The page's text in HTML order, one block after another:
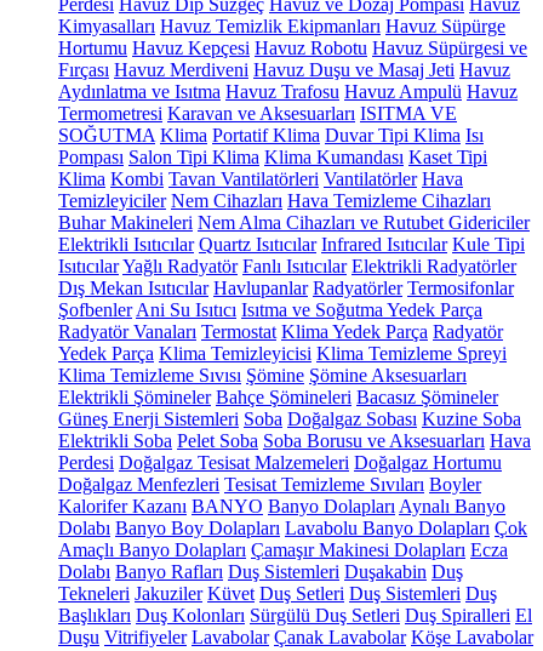
Perdesi Havuz Dip Süzgeç Havuz ve Dozaj Pompası Havuz
Kimyasalları Havuz Temizlik Ekipmanları Havuz Süpürge
Hortumu Havuz Kepçesi Havuz Robotu Havuz Süpürgesi ve
Fırçası Havuz Merdiveni Havuz Duşu ve Masaj Jeti Havuz
Aydınlatma ve Isıtma Havuz Trafosu Havuz Ampulü Havuz
Termometresi Karavan ve Aksesuarları ISITMA VE
SOĞUTMA Klima Portatif Klima Duvar Tipi Klima Isı
Pompası Salon Tipi Klima Klima Kumandası Kaset Tipi
Klima Kombi Tavan Vantilatörleri Vantilatörler Hava
Temizleyiciler Nem Cihazları Hava Temizleme Cihazları
Buhar Makineleri Nem Alma Cihazları ve Rutubet Gidericiler
Elektrikli Isıtıcılar Quartz Isıtıcılar Infrared Isıtıcılar Kule Tipi
IsıtıcılarYağlı Radyatör Fanlı Isıtıcılar Elektrikli Radyatörler
Dış Mekan Isıtıcılar Havlupanlar Radyatörler Termosifonlar
Şofbenler Ani Su Isıtıcı Isıtma ve Soğutma Yedek Parça
Radyatör Vanaları Termostat Klima Yedek Parça Radyatör
Yedek Parça Klima Temizleyicisi Klima Temizleme Spreyi
Klima Temizleme Sıvısı Şömine Şömine Aksesuarları
Elektrikli Şömineler Bahçe Şömineleri Bacasız Şömineler
Güneş Enerji Sistemleri Soba Doğalgaz Sobası Kuzine Soba
Elektrikli Soba Pelet Soba Soba Borusu ve Aksesuarları Hava
Perdesi Doğalgaz Tesisat Malzemeleri Doğalgaz Hortumu
Doğalgaz Menfezleri Tesisat Temizleme Sıvıları Boyler
Kalorifer Kazanı BANYO Banyo Dolapları Aynalı Banyo
Dolabı Banyo Boy Dolapları Lavabolu Banyo Dolapları Çok
Amaçlı Banyo Dolapları Çamaşır Makinesi Dolapları Ecza
Dolabı Banyo Rafları Duş Sistemleri Duşakabin Duş
Tekneleri Jakuziler Küvet Duş Setleri Duş Sistemleri Duş
Başlıkları Duş Kolonları Sürgülü Duş Setleri Duş Spiralleri El
Duşu Vitrifiyeler Lavabolar Çanak Lavabolar Köşe Lavabolar